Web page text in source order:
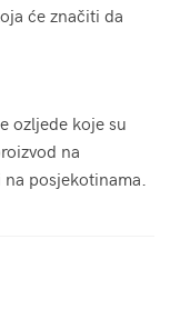
će značiti da
ozljede koje su
na
posjekotinama.